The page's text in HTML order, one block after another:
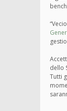
dello
Tutti